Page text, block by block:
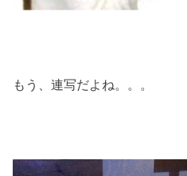
もう、連写だよね。。。